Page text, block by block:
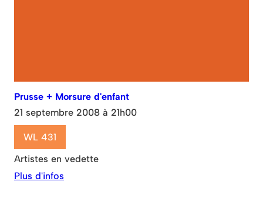
Prusse + Morsure d'enfant
21 septembre 2008 à 21h00
WL 431
Artistes en vedette
Plus d'infos